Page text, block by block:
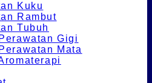
Kuku
Rambut
Tubuh
Gigi
Mata